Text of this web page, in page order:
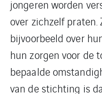
jongeren worden
over zichzelf praten.
bijvoorbeeld over
hun zorgen voor de
bepaalde
van de stichting is